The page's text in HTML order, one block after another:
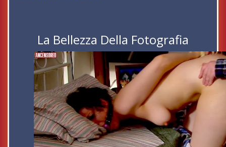
La Bellezza Della Fotografia